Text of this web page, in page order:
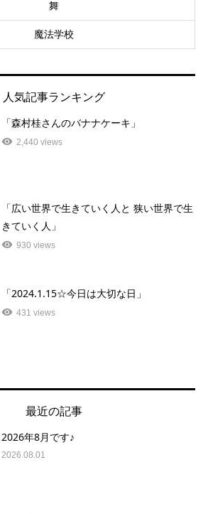
舞
魔法学校
人気記事ランキング
「森村桂さんのバナナケーキ」
2,440 views
「広い世界で生きていく人と 狭い世界で生
きていく人」
930 views
「2024.1.15☆今日は大切な日」
431 views
最近の記事
2026年8月です♪
2026.08.01